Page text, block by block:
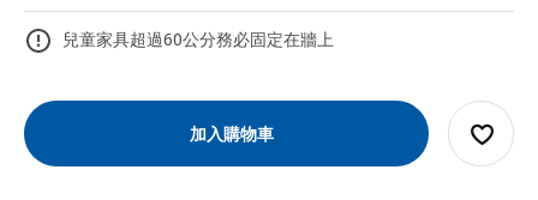
兒童家具超過60公分務必固定在牆上
加入購物車